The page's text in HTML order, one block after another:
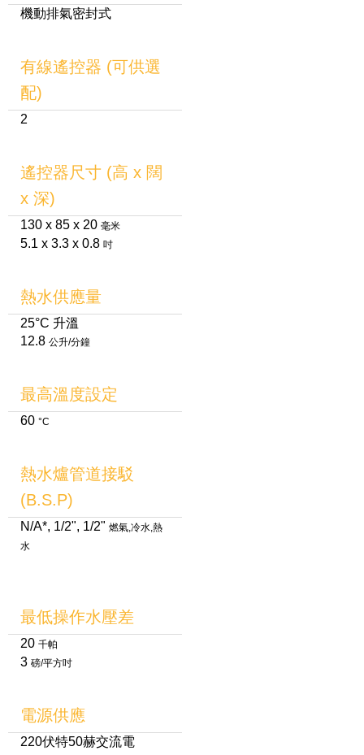
機動排氣密封式
有線遙控器 (可供選
配)
2
遙控器尺寸 (高 x 闊
x 深)
130 x 85 x 20 毫米
5.1 x 3.3 x 0.8 吋
熱水供應量
25°C 升溫
12.8 公升/分鐘
最高溫度設定
60 °C
熱水爐管道接駁
(B.S.P)
N/A*, 1/2", 1/2" 燃氣,冷水,熱
水
最低操作水壓差
20 千帕
3 磅/平方吋
電源供應
220伏特50赫交流電